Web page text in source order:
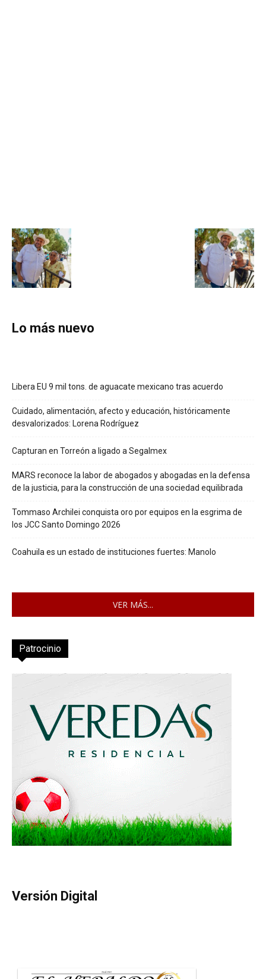
Lo más nuevo
Libera EU 9 mil tons. de aguacate mexicano tras acuerdo
Cuidado, alimentación, afecto y educación, históricamente
desvalorizados: Lorena Rodríguez
Capturan en Torreón a ligado a Segalmex
MARS reconoce la labor de abogados y abogadas en la defensa
de la justicia, para la construcción de una sociedad equilibrada
Tommaso Archilei conquista oro por equipos en la esgrima de
los JCC Santo Domingo 2026
Coahuila es un estado de instituciones fuertes: Manolo
VER MÁS...
Patrocinio
Versión Digital